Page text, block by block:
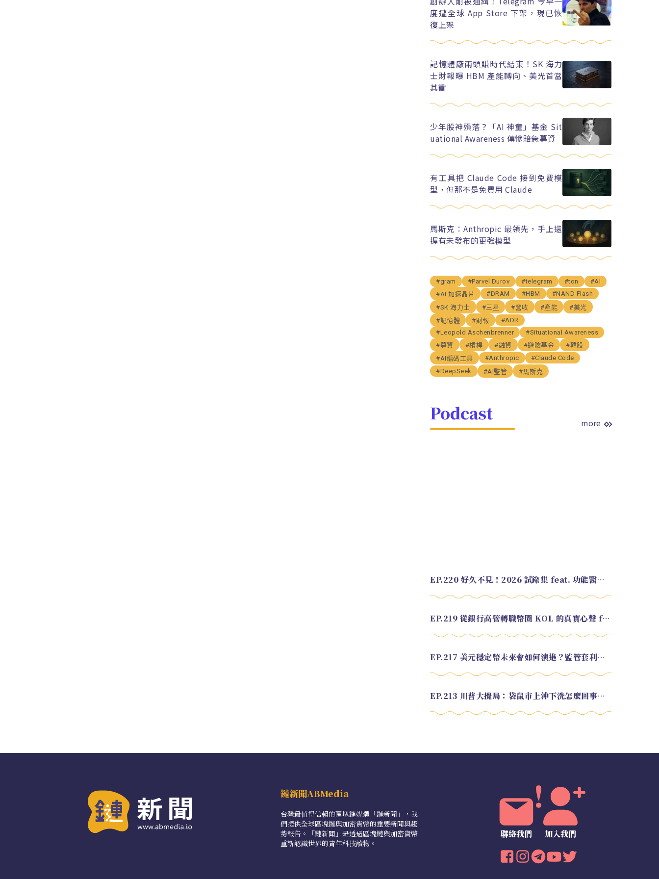
度遭全球 App Store 下架，現已恢
復上架
記憶體廠兩頭賺時代結束！SK 海力
士財報曝 HBM 產能轉向、美光首當
其衝
少年股神殞落？「AI 神童」基金 Sit
uational Awareness 傳慘賠急募資
有工具把 Claude Code 接到免費模
型，但那不是免費用 Claude
馬斯克：Anthropic 最領先，手上還
握有未發布的更強模型
#gram #Parvel Durov #telegram #ton
#AI
#AI 加速晶片
#DRAM #HBM
#NAND Flash
#SK 海力士
#三星 #營收 #產能
#美光
#記憶體
#財報
#ADR
#Leopold Aschenbrenner
#Situational Awareness
#募資
#槓桿 #融資 #避險基金
#韓股
#AI編碼工具
#Anthropic
#Claude Code
#DeepSeek
#AI監管 #馬斯克
Podcast more
EP.220 好久不見！2026 試錄集 feat. 功能醫學營養師 美寶
EP.219 從銀行高管轉職幣圈 KOL 的真實心聲 feat.龜大
EP.217 美元穩定幣未來會如何演進？監管套利終將收斂？feat. 研究員 余哲安
EP.213 川普大攪局：袋鼠市上沖下洗怎麼回事？feat. Alvin
鏈新聞ABMedia
台灣最值得信賴的區塊鏈媒體「鏈新聞」，我
們提供全球區塊鏈與加密貨幣的重要新聞與趨
勢報告。「鏈新聞」是透過區塊鏈與加密貨幣
重新認識世界的青年科技讀物。
聯絡我們 加入我們